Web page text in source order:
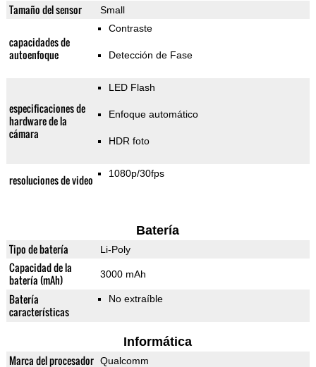
Tamaño del sensor Small
capacidades de
autoenfoque
Contraste
Detección de Fase
especificaciones de
hardware de la
cámara
LED Flash
Enfoque automático
HDR foto
resoluciones de video 1080p/30fps
Batería
Tipo de batería Li-Poly
Capacidad de la
batería (mAh)
3000 mAh
Batería
características
No extraíble
Informática
Marca del procesador Qualcomm